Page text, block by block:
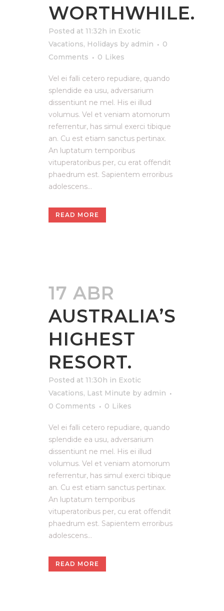
WORTHWHILE.
Posted at 11:32h in Exotic
Vacations, Holidays by admin
0
Comments
0 Likes
Vel ei falli cetero repudiare, quando
splendide ea usu, adversarium
dissentiunt ne mel. His ei illud
volumus. Vel et veniam atomorum
referrentur, has simul exerci tibique
an. Cu est etiam sanctus pertinax.
An luptatum temporibus
vituperatoribus per, cu erat offendit
phaedrum est. Sapientem erroribus
adolescens...
READ MORE
17 ABR
AUSTRALIA’S
HIGHEST
RESORT.
Posted at 11:30h in Exotic
Vacations, Last Minute by admin
0 Comments
0 Likes
Vel ei falli cetero repudiare, quando
splendide ea usu, adversarium
dissentiunt ne mel. His ei illud
volumus. Vel et veniam atomorum
referrentur, has simul exerci tibique
an. Cu est etiam sanctus pertinax.
An luptatum temporibus
vituperatoribus per, cu erat offendit
phaedrum est. Sapientem erroribus
adolescens...
READ MORE